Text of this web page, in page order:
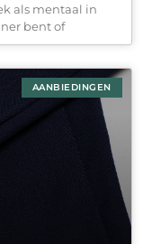
als mentaal in
bent of
AANBIEDINGEN